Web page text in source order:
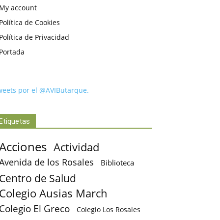
account
de Cookies
de Privacidad
por el @AVIButarque.
Actividad
de los Rosales Biblioteca
de Salud
Ausias March
El Greco Colegio Los Rosales